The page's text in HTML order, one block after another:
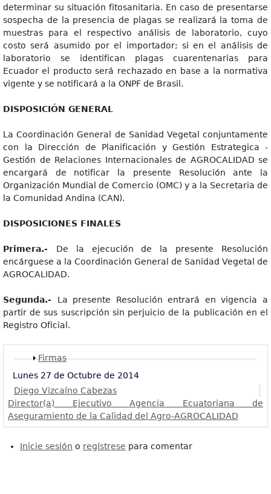
determinar su situación fitosanitaria. En caso de presentarse
sospecha de la presencia de plagas se realizará la toma de
muestras para el respectivo análisis de laboratorio, cuyo
costo será asumido por el importador; si en el análisis de
laboratorio se identifican plagas cuarentenarias para
Ecuador el producto será rechazado en base a la normativa
vigente y se notificará a la ONPF de Brasil.
DISPOSICIÓN GENERAL
La Coordinación General de Sanidad Vegetal conjuntamente
con la Dirección de Planificación y Gestión Estrategica -
Gestión de Relaciones Internacionales de AGROCALIDAD se
encargará de notificar la presente Resolución ante la
Organización Mundial de Comercio (OMC) y a la Secretaria de
la Comunidad Andina (CAN).
DISPOSICIONES FINALES
Primera.- De la ejecución de la presente Resolución
encárguese a la Coordinación General de Sanidad Vegetal de
AGROCALIDAD.
Segunda.- La presente Resolución entrará en vigencia a
partir de sus suscripción sin perjuicio de la publicación en el
Registro Oficial.
Mostrar
Firmas
Lunes 27 de Octubre de 2014
Diego Vizcaíno Cabezas
Director(a) Ejecutivo Agencia Ecuatoriana de
Aseguramiento de la Calidad del Agro-AGROCALIDAD
Inicie sesión o regístrese para comentar